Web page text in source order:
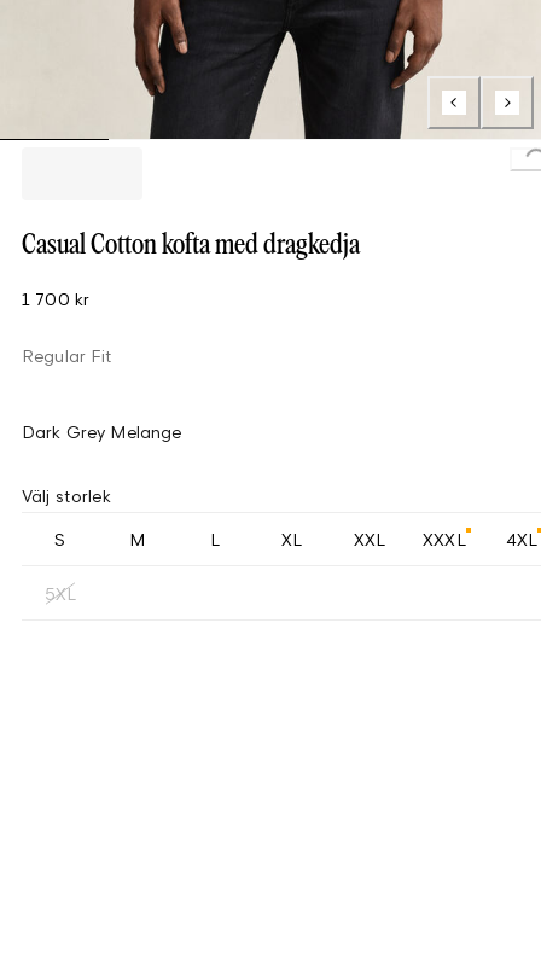
Casual Cotton kofta med dragkedja
1 700 kr
Regular Fit
Dark Grey Melange
Välj storlek
S M L XL XXL XXXL 4XL
5XL